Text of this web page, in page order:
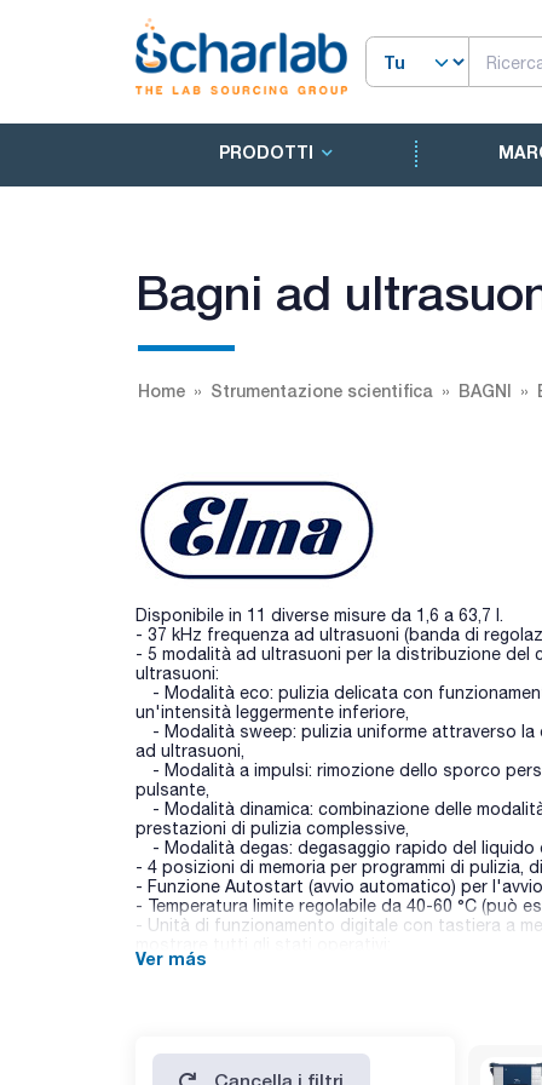
PRODOTTI
Bagni ad
Home Strumentazione scientifica BAGNI
Disponibile in 11 diverse misure da 1,6 a 63,7 l.
- 37 kHz frequenza ad ultrasuoni (banda di
- 5 modalità ad ultrasuoni per la distribuzione del
ultrasuoni:
- Modalità eco: pulizia delicata con
un'intensità leggermente inferiore,
- Modalità sweep: pulizia uniforme attraverso
ad ultrasuoni,
- Modalità a impulsi: rimozione dello sporco
pulsante,
- Modalità dinamica: combinazione delle
prestazioni di pulizia complessive,
- Modalità degas: degasaggio rapido del liquido
- 4 posizioni di memoria per programmi di pulizia,
- Funzione Autostart (avvio automatico) per
- Temperatura limite regolabile da 40-60 °C (può
- Unità di funzionamento digitale con tastiera a
- Feedback ottico e acustico, p. al termine della
- Rilevamento del funzionamento a secco (non
- Spegnimento automatico di sicurezza dopo 8
Ver más
Cancella i filtri